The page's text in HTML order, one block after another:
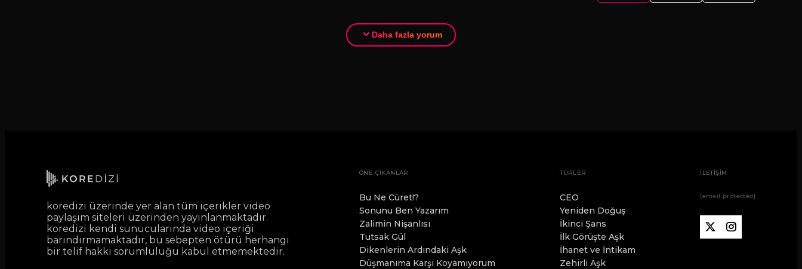
Daha fazla yorum
koredizi üzerinde yer alan tüm içerikler video
paylaşım siteleri üzerinden yayınlanmaktadır.
koredizi kendi sunucularında video içeriği
barındırmamaktadır, bu sebepten ötürü herhangi
bir telif hakkı sorumluluğu kabul etmemektedir.
ÖNE ÇIKANLAR
Bu Ne Cüret!?
Sonunu Ben Yazarım
Zalimin Nişanlısı
Tutsak Gül
Dikenlerin Ardındaki Aşk
Düşmanıma Karşı Koyamıyorum
TÜRLER
CEO
Yeniden Doğuş
İkinci Şans
İlk Görüşte Aşk
İhanet ve İntikam
Zehirli Aşk
İLETİŞİM
[email protected]